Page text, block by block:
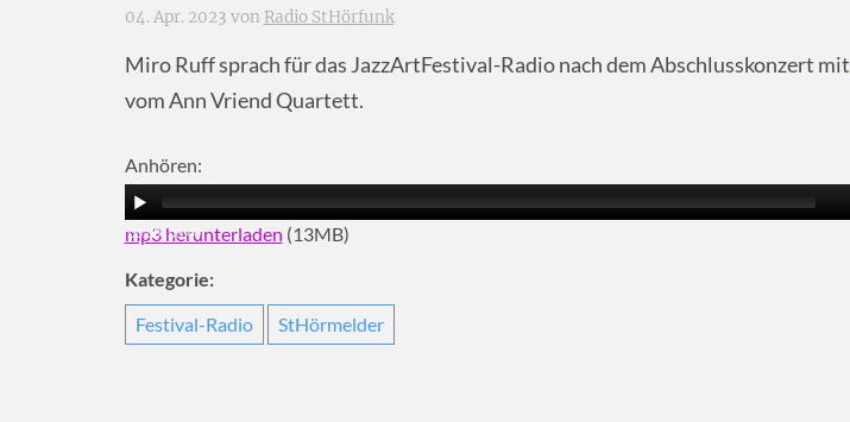
04. Apr. 2023 von Radio StHörfunk
Miro Ruff sprach für das JazzArtFestival-Radio nach dem Abschlusskonzert mit
vom Ann Vriend Quartett.
Anhören:
00:00 05:40
mp3 herunterladen (13MB)
Kategorie:
Festival-Radio
StHörmelder